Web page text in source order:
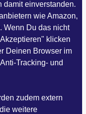
damit einverstanden.
wie Amazon,
Wenn Du das nicht
klicken
Deinen Browser im
Tracking- und
zudem extern
weitere